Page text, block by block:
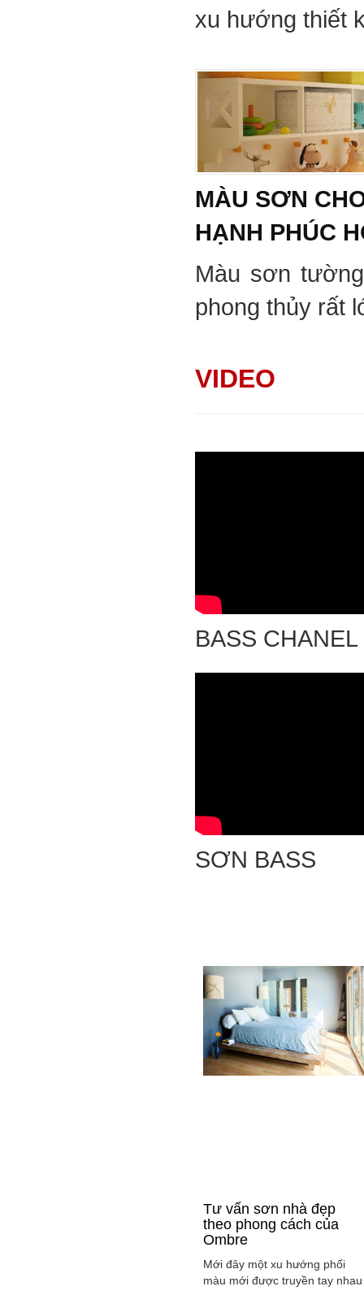
xu hướng thiết
MÀU SƠN
HẠNH PHÚC
Màu sơn
phong thủy rất
VIDEO
BASS CHANEL
SƠN BASS
Tư vấn sơn nhà đẹp
theo phong cách của
Ombre
Mới đây một xu hướng phối
màu mới được truyền tay nhau